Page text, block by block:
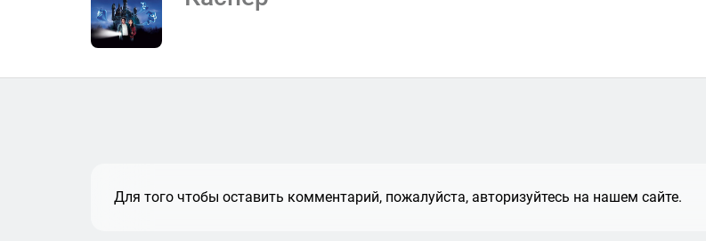
Для того чтобы оставить комментарий, пожалуйста, авторизуйтесь на нашем сайте.